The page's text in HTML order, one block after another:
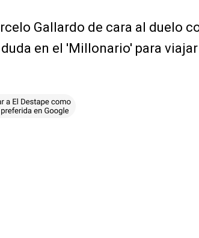
Gallardo de cara al duelo
en el 'Millonario' para